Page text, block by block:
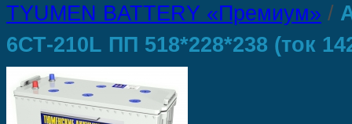
TYUMEN BATTERY «Премиум» /
6СТ-210L ПП 518*228*238 (ток